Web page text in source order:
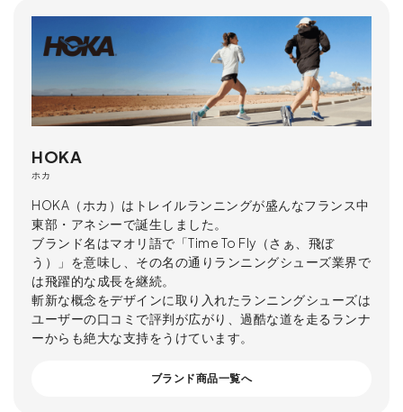
HOKA
ホカ
HOKA（ホカ）はトレイルランニングが盛んなフランス中
東部・アネシーで誕生しました。
ブランド名はマオリ語で「Time To Fly（さぁ、飛ぼ
う）」を意味し、その名の通りランニングシューズ業界で
は飛躍的な成長を継続。
斬新な概念をデザインに取り入れたランニングシューズは
ユーザーの口コミで評判が広がり、過酷な道を走るランナ
ーからも絶大な支持をうけています。
ブランド商品一覧へ